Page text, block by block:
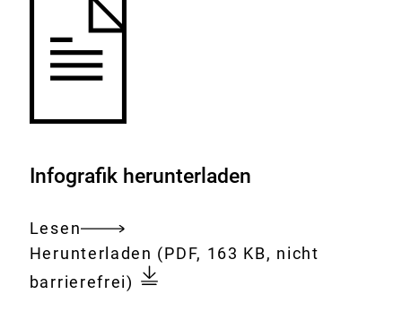
Infografik herunterladen
Lesen
Gesamtes
Dokument
Download:
Herunterladen (PDF, 163 KB, nicht
barrierefrei)